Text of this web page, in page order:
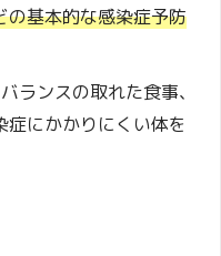
の基本的な感染症予防
ランスの取れた食事、
にかかりにくい体を